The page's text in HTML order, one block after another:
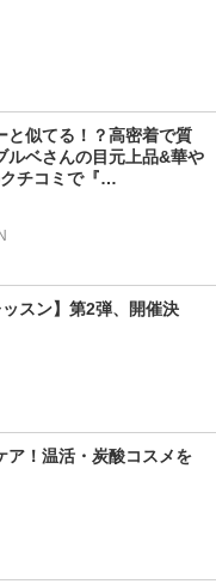
と似てる！？高密着で質
ベさんの目元上品&華や
チコミで『…
スン】第2弾、開催決
ア！温活・炭酸コスメを